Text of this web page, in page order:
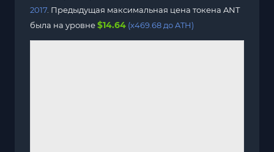
2017 . Предыдущая максимальная цена токена ANT
была на уровне$14.64 (x469.68 до ATH)